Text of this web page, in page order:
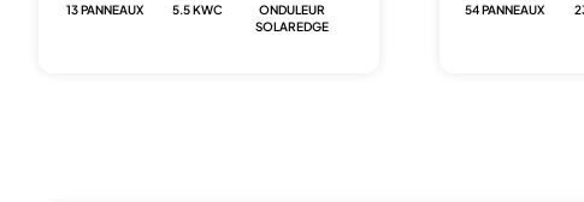
13 PANNEAUX 5.5 KWC
ONDULEUR
SOLAREDGE
54 PANNEAUX